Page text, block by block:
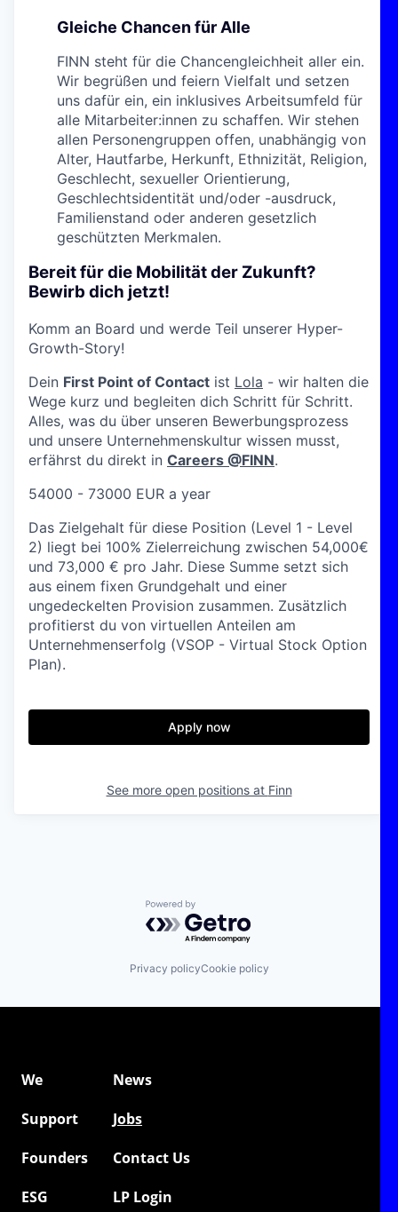
Gleiche Chancen für Alle
FINN steht für die Chancengleichheit aller ein.
Wir begrüßen und feiern Vielfalt und setzen
uns dafür ein, ein inklusives Arbeitsumfeld für
alle Mitarbeiter:innen zu schaffen. Wir stehen
allen Personengruppen offen, unabhängig von
Alter, Hautfarbe, Herkunft, Ethnizität, Religion,
Geschlecht, sexueller Orientierung,
Geschlechtsidentität und/oder -ausdruck,
Familienstand oder anderen gesetzlich
geschützten Merkmalen.
Bereit für die Mobilität der Zukunft?
Bewirb dich jetzt!
Komm an Board und werde Teil unserer Hyper-
Growth-Story!
Dein First Point of Contact ist Lola - wir halten die
Wege kurz und begleiten dich Schritt für Schritt.
Alles, was du über unseren Bewerbungsprozess
und unsere Unternehmenskultur wissen musst,
erfährst du direkt in Careers @FINN.
54000 - 73000 EUR a year
Das Zielgehalt für diese Position (Level 1 - Level
2) liegt bei 100% Zielerreichung zwischen 54,000€
und 73,000 € pro Jahr. Diese Summe setzt sich
aus einem fixen Grundgehalt und einer
ungedeckelten Provision zusammen. Zusätzlich
profitierst du von virtuellen Anteilen am
Unternehmenserfolg (VSOP - Virtual Stock Option
Plan).
Apply now
See more open positions at Finn
Powered by Getro.com
Privacy policyCookie policy
We
News
Support
Jobs
Founders
Contact Us
ESG
LP Login